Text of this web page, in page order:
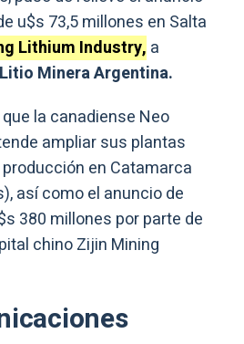
u$s 73,5 millones en Salta
Lithium Industry, a
Litio Minera Argentina.
la canadiense Neo
ampliar sus plantas
en Catamarca
así como el anuncio de
380 millones por parte de
chino Zijin Mining